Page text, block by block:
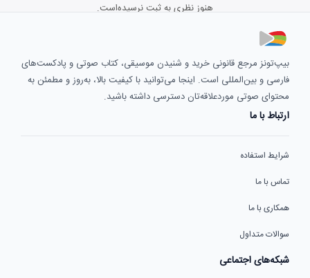
هنوز نظری به ثبت نرسیده‌است.
بیپ‌تونز مرجع قانونی خرید و شنیدن موسیقی، کتاب صوتی و پادکست‌های
فارسی و بین‌المللی است. اینجا می‌توانید با کیفیت بالا، به‌روز و مطمئن به
محتوای صوتی موردعلاقه‌تان دسترسی داشته باشید.
ارتباط با ما
شرایط استفاده
تماس با ما
همکاری با ما
سوالات متداول
شبکه‌های اجتماعی